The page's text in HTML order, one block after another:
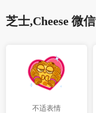
芝士,Cheese 微
不适表情